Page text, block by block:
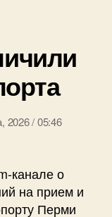
2026 / 05:46
канале о
на прием и
Перми